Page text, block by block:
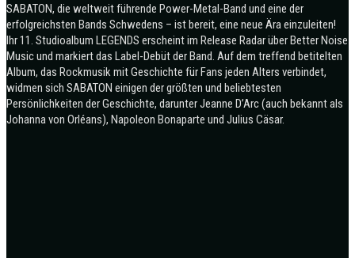
SABATON, die weltweit führende Power-Metal-Band und eine der
erfolgreichsten Bands Schwedens – ist bereit, eine neue Ära einzuleiten!
Ihr 11. Studioalbum LEGENDS erscheint im Release Radar über Better Noise
Music und markiert das Label-Debüt der Band. Auf dem treffend betitelten
Album, das Rockmusik mit Geschichte für Fans jeden Alters verbindet,
widmen sich SABATON einigen der größten und beliebtesten
Persönlichkeiten der Geschichte, darunter Jeanne D’Arc (auch bekannt als
Johanna von Orléans), Napoleon Bonaparte und Julius Cäsar.